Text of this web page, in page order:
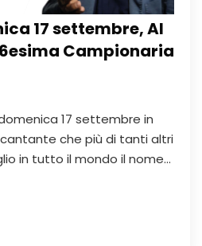
17 settembre, Al
Campionaria
17 settembre in
cantante che più di tanti altri
in tutto il mondo il nome...